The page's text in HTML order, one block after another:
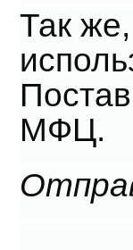
Так
МФЦ.